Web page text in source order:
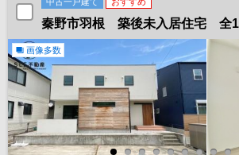
秦野市羽根 築後未入居住宅 全
画像多数